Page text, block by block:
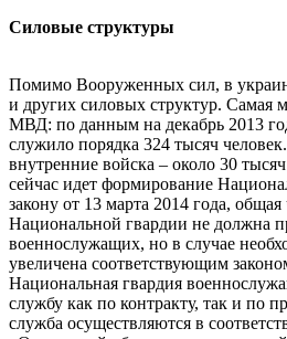
Силовые структуры
Помимо Вооруженных сил, в
и других силовых структур. Самая
МВД: по данным на декабрь 2013
служило порядка 324 тысяч
внутренние войска – около 30
сейчас идет формирование
закону от 13 марта 2014 года, общая
Национальной гвардии не должна
военнослужащих, но в случае
увеличена соответствующим
Национальная гвардия
службу как по контракту, так и по
служба осуществляются в